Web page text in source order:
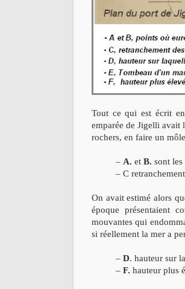
Tout ce qui est écrit
emparée de Jigelli avait
rochers, en faire un
– A. et B. sont
– C
On avait estimé alors
époque présentaient
mouvantes qui
si réellement la mer a
– D. hauteur sur
– F. hauteur plus